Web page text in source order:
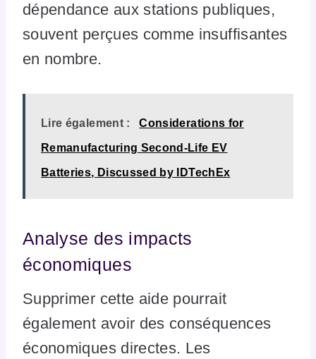
dépendance aux stations publiques,
souvent perçues comme insuffisantes
en nombre.
Lire également : Considerations for
Remanufacturing Second-Life EV
Batteries, Discussed by IDTechEx
Analyse des impacts
économiques
Supprimer cette aide pourrait
également avoir des conséquences
économiques directes. Les